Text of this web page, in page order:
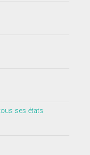
ses états